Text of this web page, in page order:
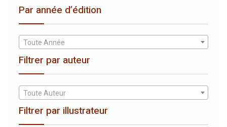
Par année d’édition
Toute Année
Filtrer par auteur
Toute Auteur
Filtrer par illustrateur